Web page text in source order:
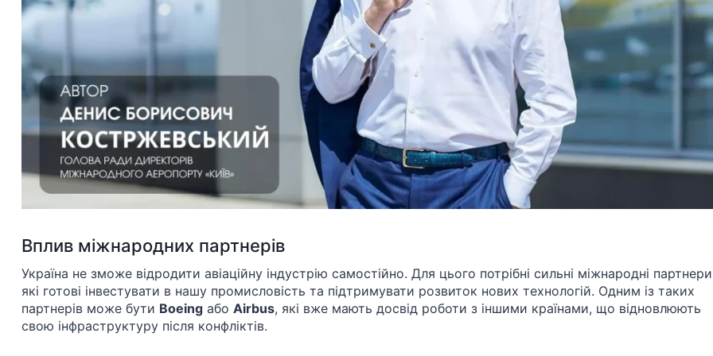
Вплив міжнародних партнерів
Україна не зможе відродити авіаційну індустрію самостійно. Для цього потрібні сильні міжнародні
які готові інвестувати в нашу промисловість та підтримувати розвиток нових технологій. Одним із таких
партнерів може бути Boeing або Airbus, які вже мають досвід роботи з іншими країнами, що відновлюють
свою інфраструктуру після конфліктів.